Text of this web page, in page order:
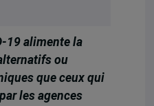
19 alimente la
ou
que ceux qui
les agences